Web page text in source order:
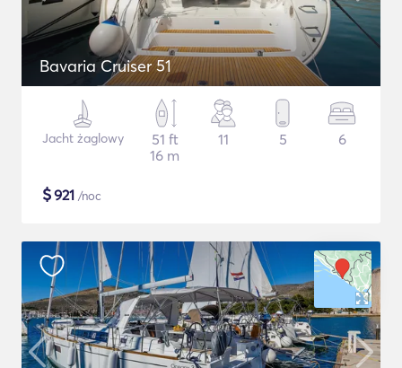
Bavaria Cruiser 51
Jacht żaglowy
51 ft
16 m
11 5 6
$921 /noc